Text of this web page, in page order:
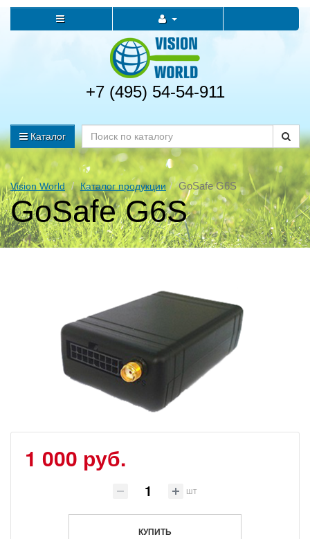
+7 (495) 54-54-911
Каталог
Vision World Каталог продукции GoSafe G6S
GoSafe G6S
1 000 руб.
шт
КУПИТЬ